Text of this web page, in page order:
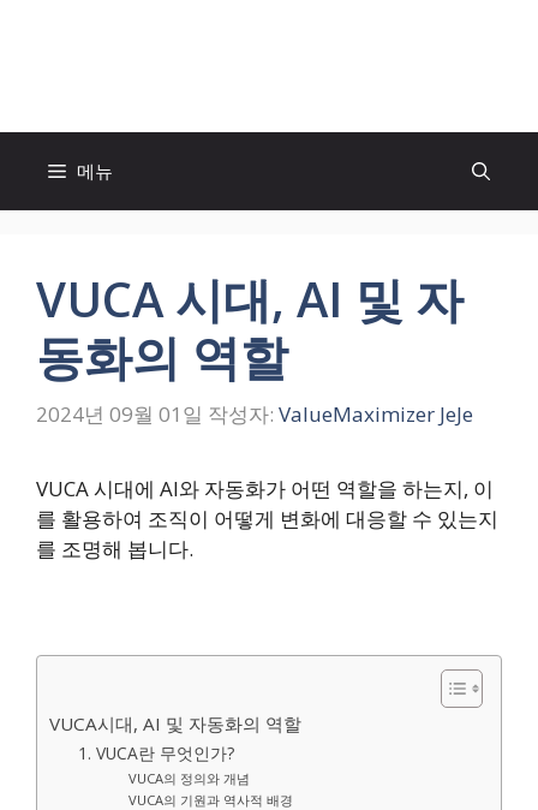
건
메뉴
VUCA 시대, AI 및 자
동화의 역할
2024년 09월 01일 작성자: ValueMaximizer JeJe
VUCA 시대에 AI와 자동화가 어떤 역할을 하는지, 이
를 활용하여 조직이 어떻게 변화에 대응할 수 있는지
를 조명해 봅니다.
VUCA시대, AI 및 자동화의 역할
1. VUCA란 무엇인가?
VUCA의 정의와 개념
VUCA의 기원과 역사적 배경